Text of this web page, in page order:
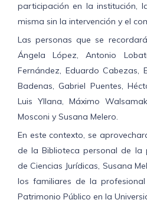
participación en la institución,
misma sin la intervención y el
Las personas que se
Ángela López, Antonio
Fernández, Eduardo Cabezas,
Badenas, Gabriel Puentes,
Luis Yllana, Máximo
Mosconi y Susana Melero.
En este contexto, se
de la Biblioteca personal de la
de Ciencias Jurídicas, Susana
los familiares de la
Patrimonio Público en la